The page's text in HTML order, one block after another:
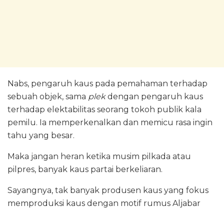
Nabs, pengaruh kaus pada pemahaman terhadap
sebuah objek, sama plekdengan pengaruh kaus
terhadap elektabilitas seorang tokoh publik kala
pemilu. Ia memperkenalkan dan memicu rasa ingin
tahu yang besar.
Maka jangan heran ketika musim pilkada atau
pilpres, banyak kaus partai berkeliaran.
Sayangnya, tak banyak produsen kaus yang fokus
memproduksi kaus dengan motif rumus Aljabar